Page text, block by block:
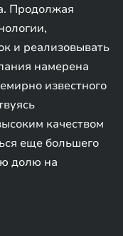
Продолжая
и реализовывать
намерена
известного
качеством
еще большего
долю на